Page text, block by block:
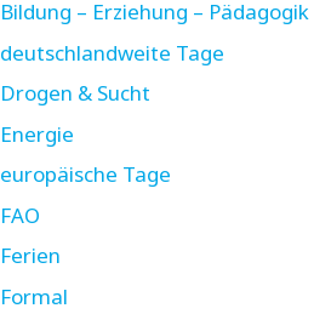
Bildung – Erziehung – Pädagogik
deutschlandweite Tage
Drogen & Sucht
Energie
europäische Tage
FAO
Ferien
Formal